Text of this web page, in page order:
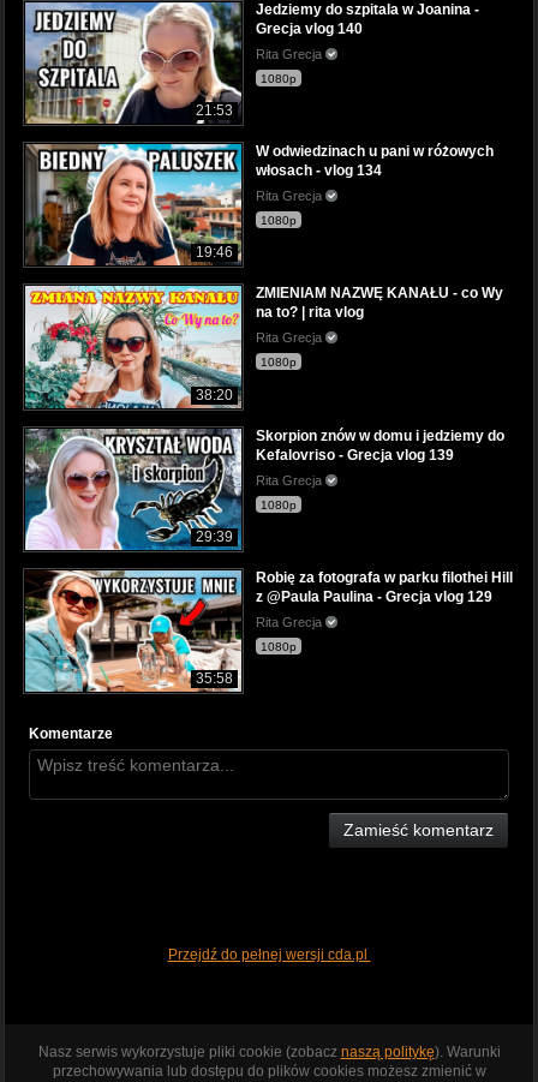
21:53
Jedziemy do szpitala w Joanina -
Grecja vlog 140
Rita Grecja
1080p
19:46
W odwiedzinach u pani w różowych
włosach - vlog 134
Rita Grecja
1080p
38:20
ZMIENIAM NAZWĘ KANAŁU - co Wy
na to? | rita vlog
Rita Grecja
1080p
29:39
Skorpion znów w domu i jedziemy do
Kefalovriso - Grecja vlog 139
Rita Grecja
1080p
35:58
Robię za fotografa w parku filothei Hill
z @Paula Paulina - Grecja vlog 129
Rita Grecja
1080p
Komentarze
Zamieść komentarz
Przejdź do pełnej wersji cda.pl
Nasz serwis wykorzystuje pliki cookie (zobacz naszą politykę). Warunki
przechowywania lub dostępu do plików cookies możesz zmienić w